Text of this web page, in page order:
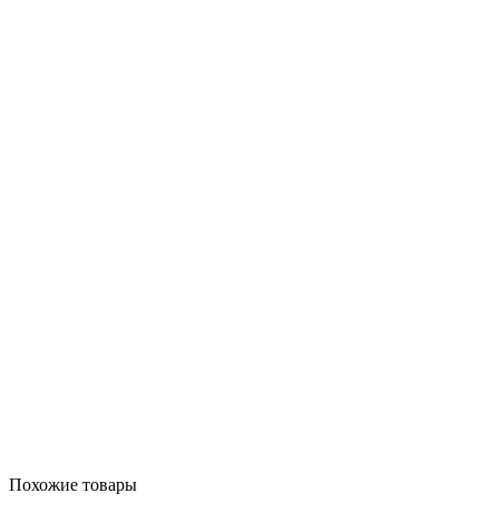
Похожие товары